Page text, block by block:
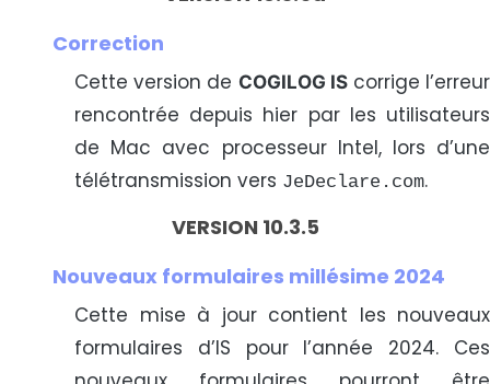
Correction
Cette version de COGILOG IScorrige l’erreur
rencontrée depuis hier par les utilisateurs
de Mac avec processeur Intel, lors d’une
télétransmission vers JeDeclare.com.
VERSION 10.3.5
Nouveaux formulaires millésime 2024
Cette mise à jour contient les nouveaux
formulaires d’IS pour l’année 2024. Ces